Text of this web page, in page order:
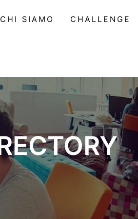
CHI SIAMO CHALLENGE